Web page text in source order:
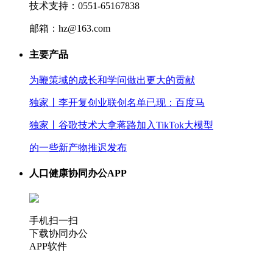
技术支持：0551-65167838
邮箱：hz@163.com
主要产品
为鞭策域的成长和学问做出更大的贡献
独家丨李开复创业联创名单已现：百度马
独家丨谷歌技术大拿蒋路加入TikTok大模型
的一些新产物推迟发布
人口健康协同办公APP
手机扫一扫
下载协同办公
APP软件